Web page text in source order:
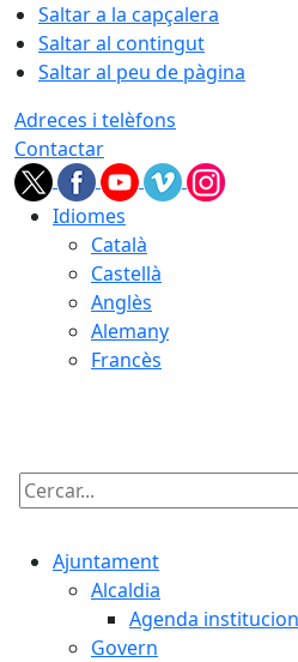
Saltar a la capçalera
Saltar al contingut
Saltar al peu de pàgina
Adreces i telèfons
Contactar
Idiomes
Català
Castellà
Anglès
Alemany
Francès
Cercar:
Ajuntament
Alcaldia
Agenda
Govern